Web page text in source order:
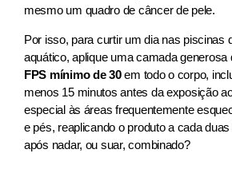
mesmo um quadro de câncer de pele.
Por isso, para curtir um dia nas piscinas
aquático, aplique uma camada generosa
FPS mínimo de 30em todo o corpo,
menos 15 minutos antes da exposição
especial às áreas frequentemente
e pés, reaplicando o produto a cada
após nadar, ou suar, combinado?